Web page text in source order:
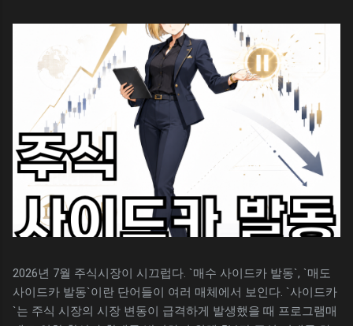
캡쳐 도구를 사용하기 위한 단축키는 아래와 같
다. 윈도우 캡쳐 단축키 캡쳐는 했지만, 이미지
가 저장되어 있는지 확인을 하고 싶을 수 있다.
보통은 자신에게 익숙한 그림판 또는 파워포인
트 등에 붙여넣기 하고 사용했을 것이다. 윈도우
에 대한 별도의 설정을 하지 않았다면, 윈도우
캡쳐는 자동 저장이 기본 설정이며, ` 사진 > 스
크린샷 `폴더에서 캡쳐된 모든 이미지를 볼 수
있다. 캡쳐 이미지 찾아보기 윈도우에서 화면을
캡쳐하면 자동 저장된다. 이미지가 자동 저장되
었...
용어에 차이가 있기에 난해하고 비슷한 기능을
찾는데 애로 사항이 생긴다. 일단 엑셀과 스프레
드시트의 용어를 비교해 보자. 엑셀의 경우 행
높이 로 표현하지만 스프레드시트는 행 크기 조
절 로 메뉴에 표현된다. 기능은 비슷하지만, 용
어가 다르기에 엑셀을 잘 다루는 사람도 스프레
드시트에서 헷갈리는 경우가 생긴다. 행 크기를
조절하는 방법 구글 스프레드시트에서 행 크기
를 조절하는 방법은 엑셀의 행 높이를 조절하는
것과 같다. 스프레드시트의 행을 선택 후 마우스
오른쪽 버튼을 클릭하고 행 크기를 입력해 주면
경할 행을 선택하고 마우스 오른쪽 버튼을 클릭
한다. 메뉴 하단의 행 크기 조절을 선택한다. 행
크기를 조절할 수치를 입력한다. 위의 과정이 불
2026년 7월 주식시장이 시끄럽다. `매수 사이드카 발동`, `매도
사이드카 발동`이란 단어들이 여러 매체에서 보인다. `사이드카
`는 주식 시장의 시장 변동이 급격하게 발생했을 때 프로그램매